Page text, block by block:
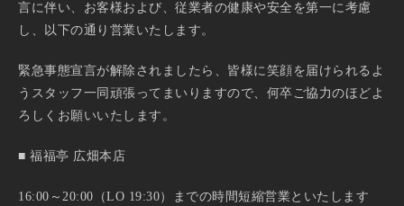
言に伴い、お客様および、従業者の健康や安全を第⼀に考慮
し、以下の通り営業いたします。
緊急事態宣言が解除されましたら、皆様に笑顔を届けられるよ
うスタッフ一同頑張ってまいりますので、何卒ご協力のほどよ
ろしくお願いいたします。
■ 福福亭 広畑本店
16:00～20:00（LO 19:30）までの時間短縮営業といたします